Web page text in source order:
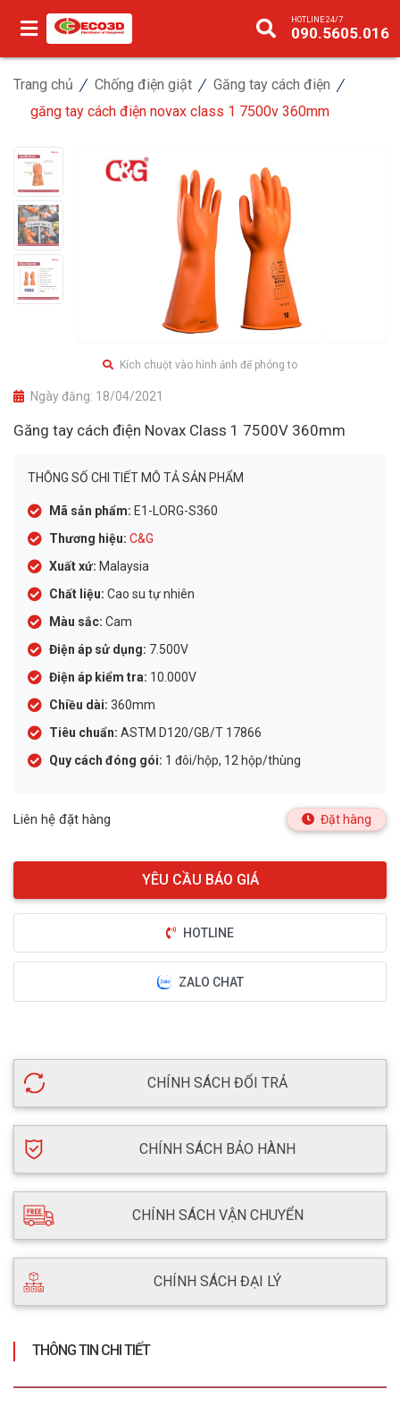
HOTLINE 24/7
090.5605.016
Trang chủ Chống điện giật
Găng tay cách điện
găng tay cách điện novax class 1 7500v 360mm
Kích chuột vào hình ảnh để phóng to
Ngày đăng: 18/04/2021
Găng tay cách điện Novax Class 1 7500V 360mm
THÔNG SỐ CHI TIẾT MÔ TẢ SẢN PHẨM
Mã sản phẩm: E1-LORG-S360
Thương hiệu: C&G
Xuất xứ: Malaysia
Chất liệu: Cao su tự nhiên
Màu sắc: Cam
Điện áp sử dụng: 7.500V
Điện áp kiểm tra: 10.000V
Chiều dài: 360mm
Tiêu chuẩn: ASTM D120/GB/T 17866
Quy cách đóng gói: 1 đôi/hộp, 12 hộp/thùng
Liên hệ đặt hàng Đặt hàng
HOTLINE
ZALO CHAT
CHÍNH SÁCH ĐỔI TRẢ
CHÍNH SÁCH BẢO HÀNH
CHÍNH SÁCH VẬN CHUYỂN
CHÍNH SÁCH ĐẠI LÝ
THÔNG TIN CHI TIẾT